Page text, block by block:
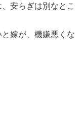
安らぎは別なとこ
嫁が、機嫌悪くな